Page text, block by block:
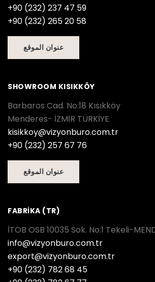
+90 (232) 237 47 59
+90 (232) 265 20 58
عنوان الموقع
SHOWROOM KISIKKÖY
Barbaros Cad. No:18 Kısıkköy
Menderes- İZMİR TÜRKİYE
kisikkoy@vizyonburo.com.tr
+90 (232) 257 67 76
عنوان الموقع
FABRİKA (TR)
İTOB OSB 10035 Sok. No:1 Tekeli-
info@vizyonburo.com.tr
export@vizyonburo.com.tr
+90 (232) 782 68 45